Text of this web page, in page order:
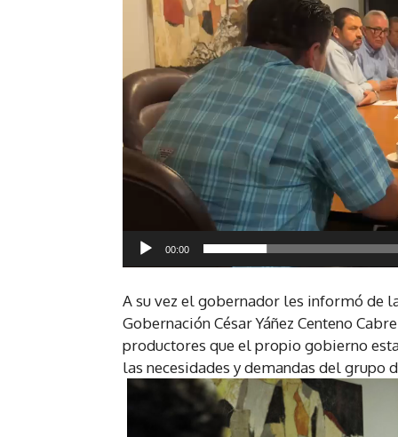
c
r
d
d
o
00:00
A su vez el gobernador les informó de
Gobernación César Yáñez Centeno
productores que el propio gobierno
las necesidades y demandas del grupo